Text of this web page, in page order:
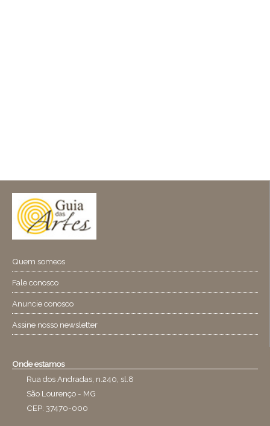
Quem someos
Fale conosco
Anuncie conosco
Assine nosso newsletter
Onde estamos
Rua dos Andradas, n.240, sl.8
São Lourenço - MG
CEP: 37470-000